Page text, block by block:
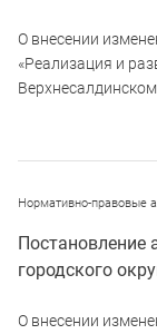
О внесении
«Реализация и
Нормативно-правовые
Постановление
городского
О внесении